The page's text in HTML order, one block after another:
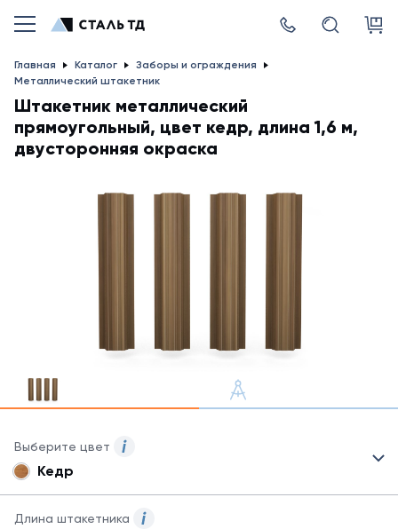
Главная Каталог
Заборы и ограждения
Металлический штакетник
Штакетник металлический
прямоугольный, цвет кедр, длина 1,6 м,
двусторонняя окраска
Выберите цвет
данного
продукта
Кедр
Длина штакетника